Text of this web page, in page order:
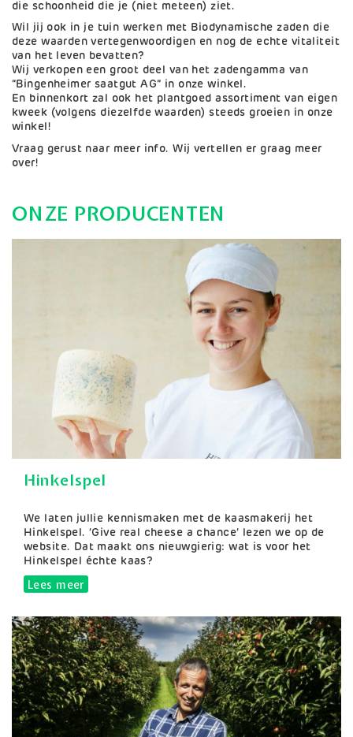
die schoonheid die je (niet meteen) ziet.
Wil jij ook in je tuin werken met Biodynamische zaden die
deze waarden vertegenwoordigen en nog de echte vitaliteit
van het leven bevatten?
Wij verkopen een groot deel van het zadengamma van
“Bingenheimer saatgut AG” in onze winkel.
En binnenkort zal ook het plantgoed assortiment van eigen
kweek (volgens diezelfde waarden) steeds groeien in onze
winkel!
Vraag gerust naar meer info. Wij vertellen er graag meer
over!
ONZE PRODUCENTEN
Hinkelspel
Samenvatting
We laten jullie kennismaken met de kaasmakerij het
Hinkelspel. ‘Give real cheese a chance’ lezen we op de
website. Dat maakt ons nieuwgierig: wat is voor het
Hinkelspel échte kaas?
Lees meerover Hinkelspel